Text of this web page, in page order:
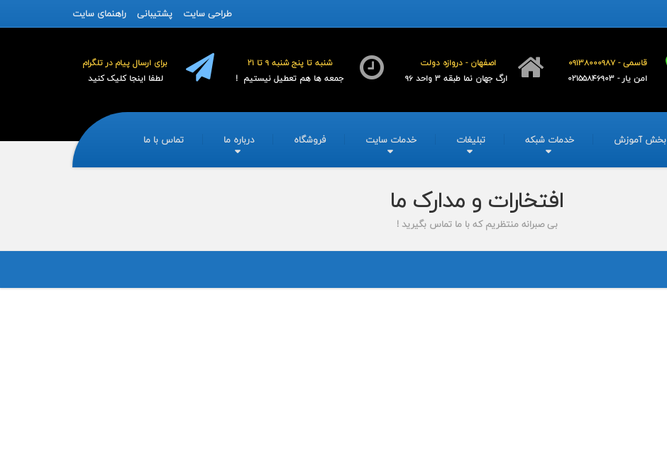
طراحی سایت پشتیبانی راهنمای سایت
قاسمی - 09138000987
امن یار - 02155846903
اصفهان - دروازه دولت
ارگ جهان نما طبقه 3 واحد 96
شنبه تا پنج شنبه 9 تا 21
جمعه ها هم تعطیل نیستیم !
برای ارسال پیام در تلگرام
لطفا اینجا کلیک کنید
بخش آموزش خدمات شبکه تبلیغات خدمات سایت فروشگاه درباره ما تماس با ما
افتخارات و مدارک ما
بی‌ صبرانه منتظریم که با ما تماس بگیرید !